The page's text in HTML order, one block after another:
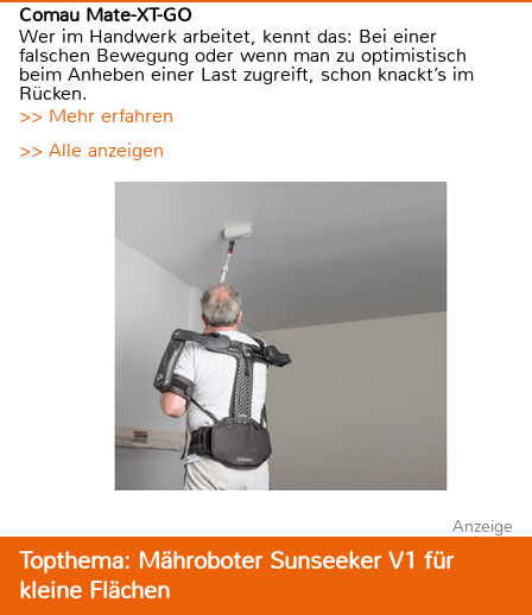
Comau Mate-XT-GO
Wer im Handwerk arbeitet, kennt das: Bei einer
falschen Bewegung oder wenn man zu optimistisch
beim Anheben einer Last zugreift, schon knackt’s im
Rücken.
>> Mehr erfahren
>> Alle anzeigen
Anzeige
Topthema: Mähroboter Sunseeker V1 für
kleine Flächen